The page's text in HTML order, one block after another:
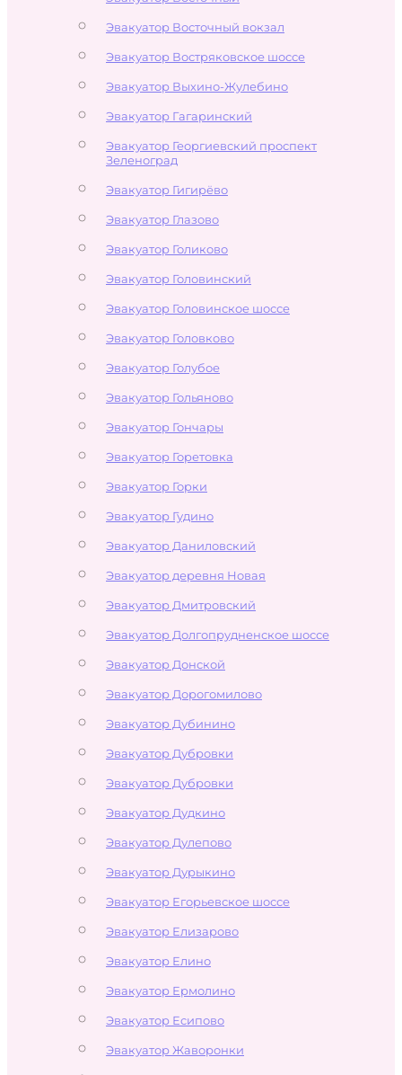
Эвакуатор Восточный вокзал
Эвакуатор Востряковское шоссе
Эвакуатор Выхино-Жулебино
Эвакуатор Гагаринский
Эвакуатор Георгиевский проспект
Зеленоград
Эвакуатор Гигирёво
Эвакуатор Глазово
Эвакуатор Голиково
Эвакуатор Головинский
Эвакуатор Головинское шоссе
Эвакуатор Головково
Эвакуатор Голубое
Эвакуатор Гольяново
Эвакуатор Гончары
Эвакуатор Горетовка
Эвакуатор Горки
Эвакуатор Гудино
Эвакуатор Даниловский
Эвакуатор деревня Новая
Эвакуатор Дмитровский
Эвакуатор Долгопрудненское шоссе
Эвакуатор Донской
Эвакуатор Дорогомилово
Эвакуатор Дубинино
Эвакуатор Дубровки
Эвакуатор Дубровки
Эвакуатор Дудкино
Эвакуатор Дулепово
Эвакуатор Дурыкино
Эвакуатор Егорьевское шоссе
Эвакуатор Елизарово
Эвакуатор Елино
Эвакуатор Ермолино
Эвакуатор Есипово
Эвакуатор Жаворонки